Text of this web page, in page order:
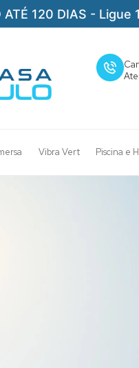
120 DIAS -
Vibra Vert Piscina e